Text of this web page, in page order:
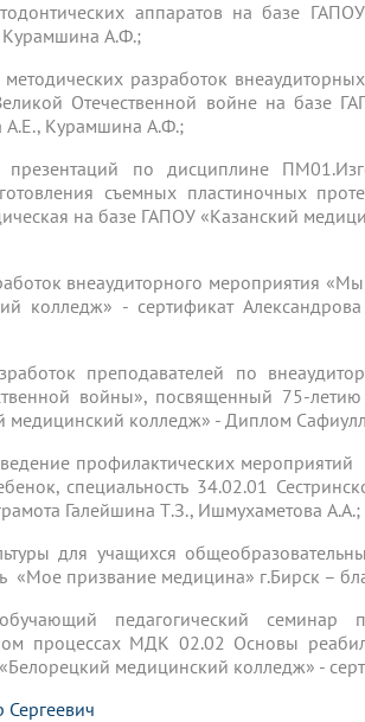
аппаратов на базе
Курамшина А.Ф.;
разработок
Отечественной войне на базе
А.Е., Курамшина А.Ф.;
по дисциплине
съемных пластиночных
на базе ГАПОУ «Казанский
внеаудиторного мероприятия
колледж» - сертификат
преподавателей по
войны», посвященный 75-
медицинский колледж» - Диплом
профилактических
специальность 34.02.01
Галейшина Т.З., Ишмухаметова А.А.;
для учащихся
«Мое призвание медицина» г.Бирск –
обучающий педагогический
процессах МДК 02.02 Основы
медицинский колледж» -
Сергеевич